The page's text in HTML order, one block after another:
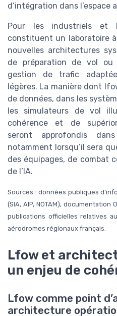
d’intégration dans l’espace
Pour les industriels et
constituent un laboratoire
nouvelles architectures
de préparation de vol ou
gestion de trafic
légères. La manière dont
de données, dans les
les simulateurs de vol
cohérence et de
seront approfondis
notamment lorsqu’il sera
des équipages, de combat
de l’IA.
Sources : données publiques
(SIA, AIP, NOTAM), documentation
publications officielles relatives
aérodromes régionaux français.
Lfow et
un enjeu de
Lfow comme point
architecture